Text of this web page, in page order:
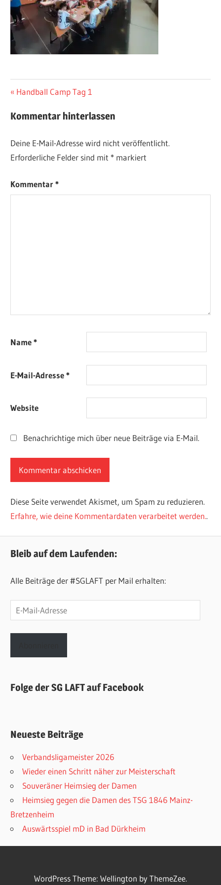
Beitragsnavigation
Vorheriger
Handball Camp Tag 1
Kommentar hinterlassen
Deine E-Mail-Adresse wird nicht veröffentlicht.
Erforderliche Felder sind mit * markiert
Kommentar*
Name*
E-Mail-Adresse*
Website
Benachrichtige mich über neue Beiträge via E-Mail.
Diese Seite verwendet Akismet, um Spam zu reduzieren.
Erfahre, wie deine Kommentardaten verarbeitet werden..
Bleib auf dem Laufenden:
Alle Beiträge der #SGLAFT per Mail erhalten:
E-
Mail-
Adresse
Folge der SG LAFT auf Facebook
Neueste Beiträge
Verbandsligameister 2026
Wieder einen Schritt näher zur Meisterschaft
Souveräner Heimsieg der Damen
Heimsieg gegen die Damen des TSG 1846 Mainz-
Bretzenheim
Auswärtsspiel mD in Bad Dürkheim
WordPress Theme: Wellington by ThemeZee.